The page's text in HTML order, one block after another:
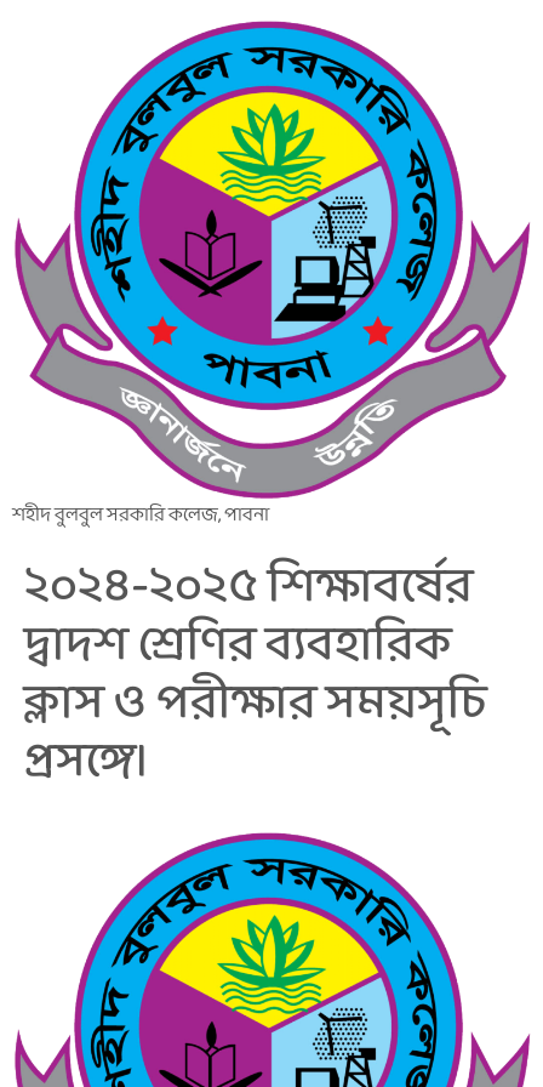
শহীদ বুলবুল সরকারি কলেজ, পাবনা
২০২৪-২০২৫ শিক্ষাবর্ষের
দ্বাদশ শ্রেণির ব্যবহারিক
ক্লাস ও পরীক্ষার সময়সূচি
প্রসঙ্গে।